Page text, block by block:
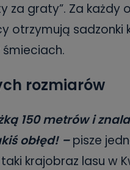
za graty”. Za każdy
otrzymują
rozmiarów
150 metrów i
obłęd! –pisze
krajobraz lasu w